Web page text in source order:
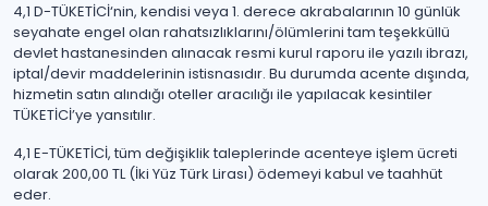
4,1 D-TÜKETİCİ‘nin, kendisi veya 1. derece akrabalarının 10 günlük
seyahate engel olan rahatsızlıklarını/ölümlerini tam teşekküllü
devlet hastanesinden alınacak resmi kurul raporu ile yazılı ibrazı,
iptal/devir maddelerinin istisnasıdır. Bu durumda acente dışında,
hizmetin satın alındığı oteller aracılığı ile yapılacak kesintiler
TÜKETİCİ’ye yansıtılır.
4,1 E-TÜKETİCİ, tüm değişiklik taleplerinde acenteye işlem ücreti
olarak 200,00 TL (İki Yüz Türk Lirası) ödemeyi kabul ve taahhüt
eder.